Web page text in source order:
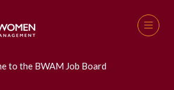
to the BWAM Job Board